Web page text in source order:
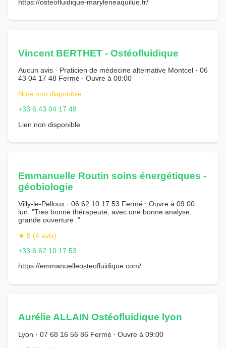
https://osteofluidique-maryleneaquilue.fr/
Vincent BERTHET - Ostéofluidique
Aucun avis · Praticien de médecine alternative Montcel · 06
43 04 17 48 Fermé ⋅ Ouvre à 08:00
Note non disponible
+33 6 43 04 17 48
Lien non disponible
Emmanuelle Routin soins énergétiques -
géobiologie
Villy-le-Pelloux · 06 62 10 17 53 Fermé ⋅ Ouvre à 09:00
lun. "Tres bonne thérapeute, avec une bonne analyse,
grande ouverture ."
★ 5 (4 avis)
+33 6 62 10 17 53
https://emmanuelleosteofluidique.com/
Aurélie ALLAIN Ostéofluidique lyon
Lyon · 07 68 16 56 86 Fermé ⋅ Ouvre à 09:00